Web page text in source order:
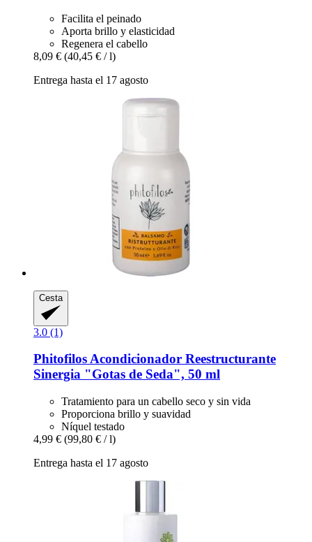
Facilita el peinado
Aporta brillo y elasticidad
Regenera el cabello
8,09 € (40,45 € / l)
Entrega hasta el 17 agosto
Cesta
3.0 (1)
PhitofilosAcondicionador Reestructurante
Sinergia "Gotas de Seda", 50 ml
Tratamiento para un cabello seco y sin vida
Proporciona brillo y suavidad
Níquel testado
4,99 € (99,80 € / l)
Entrega hasta el 17 agosto